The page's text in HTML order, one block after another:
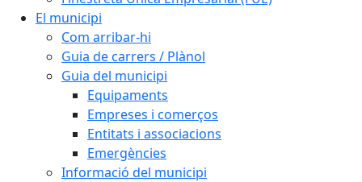
El municipi
Com arribar-hi
Guia de carrers / Plànol
Guia del municipi
Equipaments
Empreses i comerços
Entitats i associacions
Emergències
Informació del municipi